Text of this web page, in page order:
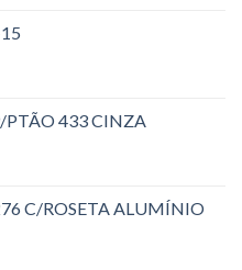
PTÃO 433 CINZA
C/ROSETA ALUMÍNIO